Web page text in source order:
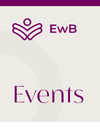
Events